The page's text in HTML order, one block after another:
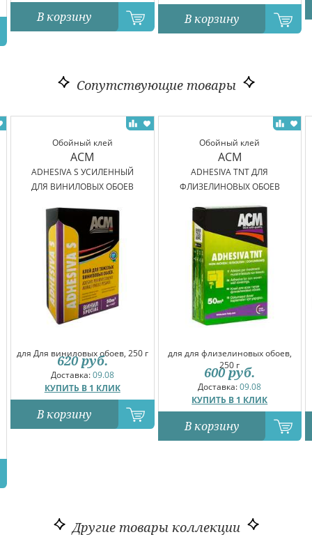
В корзину В корзину
Сопутствующие товары
Обойный клей
ACM
ADHESIVA S УСИЛЕННЫЙ
ДЛЯ ВИНИЛОВЫХ ОБОЕВ
для Для виниловых обоев, 250 г
Доставка:09.08
КУПИТЬ В 1 КЛИК
620 руб.
В корзину
Обойный клей
ACM
ADHESIVA TNT ДЛЯ
ФЛИЗЕЛИНОВЫХ ОБОЕВ
для для флизелиновых обоев,
250 г
Доставка:09.08
КУПИТЬ В 1 КЛИК
600 руб.
В корзину
Другие товары коллекции